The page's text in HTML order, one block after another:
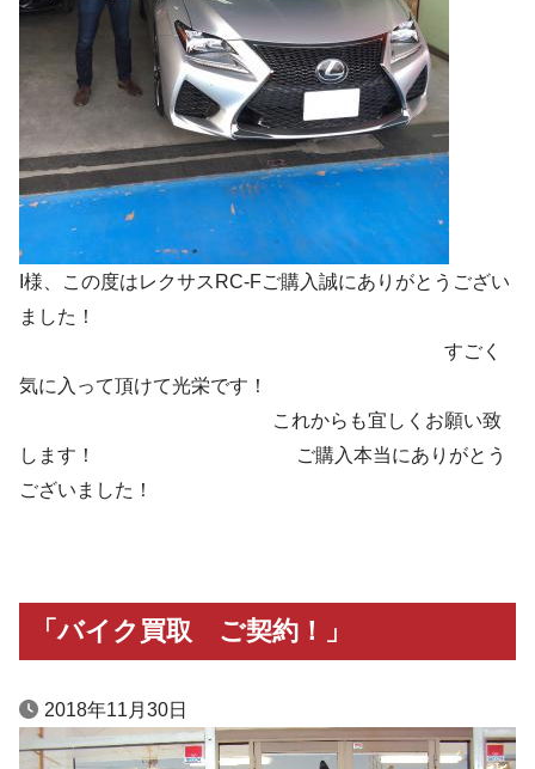
I様、この度はレクサスRC-Fご購入誠にありがとうござい
ました！
すごく
気に入って頂けて光栄です！
これからも宜しくお願い致
します！ ご購入本当にありがとう
ございました！
「バイク買取 ご契約！」
2018年11月30日